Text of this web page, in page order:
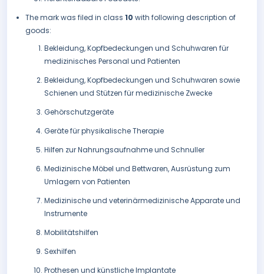
The mark was filed in class 10 with following description of
goods:
Bekleidung, Kopfbedeckungen und Schuhwaren für
medizinisches Personal und Patienten
Bekleidung, Kopfbedeckungen und Schuhwaren sowie
Schienen und Stützen für medizinische Zwecke
Gehörschutzgeräte
Geräte für physikalische Therapie
Hilfen zur Nahrungsaufnahme und Schnuller
Medizinische Möbel und Bettwaren, Ausrüstung zum
Umlagern von Patienten
Medizinische und veterinärmedizinische Apparate und
Instrumente
Mobilitätshilfen
Sexhilfen
Prothesen und künstliche Implantate